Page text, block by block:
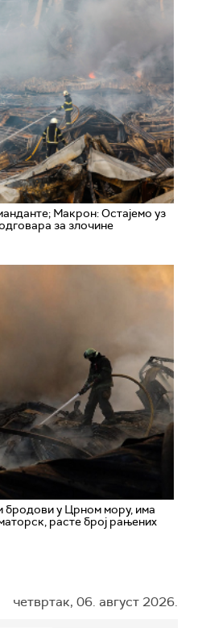
Макрон: Остајемо уз
за злочине
бродови у Црном мору, има
расте број рањених
четвртак, 06. август 2026.